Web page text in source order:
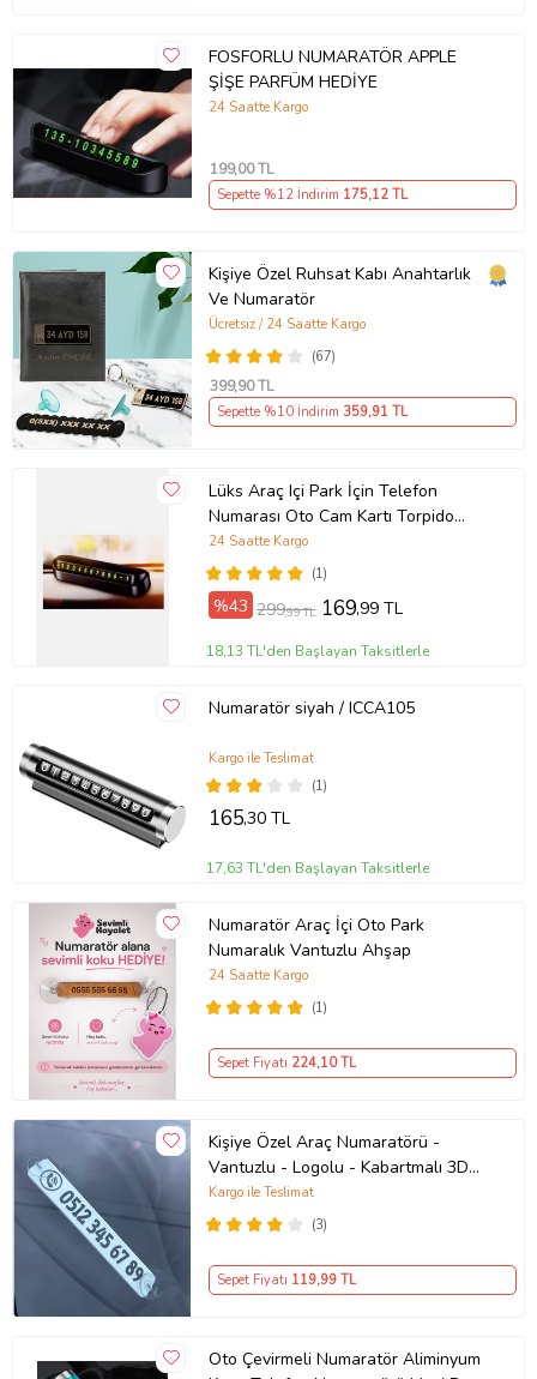
FOSFORLU NUMARATÖR APPLE
ŞİŞE PARFÜM HEDİYE
24 Saatte Kargo
199,00 TL
Sepette %12 İndirim 175,12 TL
Kişiye Özel Ruhsat Kabı Anahtarlık
Ve Numaratör
(67)
Ücretsiz / 24 Saatte Kargo
399,90 TL
Sepette %10 İndirim 359,91 TL
Lüks Araç Içi Park İçin Telefon
Numarası Oto Cam Kartı Torpido
Üstü Fosforlu Neon Aç-Kapa
Numaratör
(1)
24 Saatte Kargo
%43 299,99 TL 169,99 TL
18,13 TL'den Başlayan Taksitlerle
Numaratör siyah / ICCA105
(1)
Kargo ile Teslimat
165,30 TL
17,63 TL'den Başlayan Taksitlerle
Numaratör Araç İçi Oto Park
Numaralık Vantuzlu Ahşap
(1)
24 Saatte Kargo
Sepet Fiyatı 224,10 TL
Kişiye Özel Araç Numaratörü -
Vantuzlu - Logolu - Kabartmalı 3D
Baskı - Oto Park Numarator
(3)
Kargo ile Teslimat
Sepet Fiyatı 119,99 TL
Oto Çevirmeli Numaratör Aliminyum